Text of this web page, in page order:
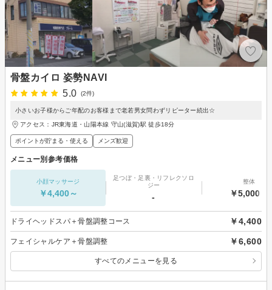
骨盤カイロ 姿勢NAVI
5.0
(2件)
小さいお子様からご年配のお客様まで老若男女問わずリピーター続出☆
アクセス：JR東海道・山陽本線 守山(滋賀)駅 徒歩18分
ポイントが貯まる・使える メンズ歓迎
メニュー別参考価格
小顔マッサージ
￥4,400～
足つぼ・足裏・リフレクソロ
ジー
-
整体
￥5,000～
ドライヘッドスパ＋骨盤調整コース ￥4,400
フェイシャルケア＋骨盤調整 ￥6,600
すべてのメニューを見る